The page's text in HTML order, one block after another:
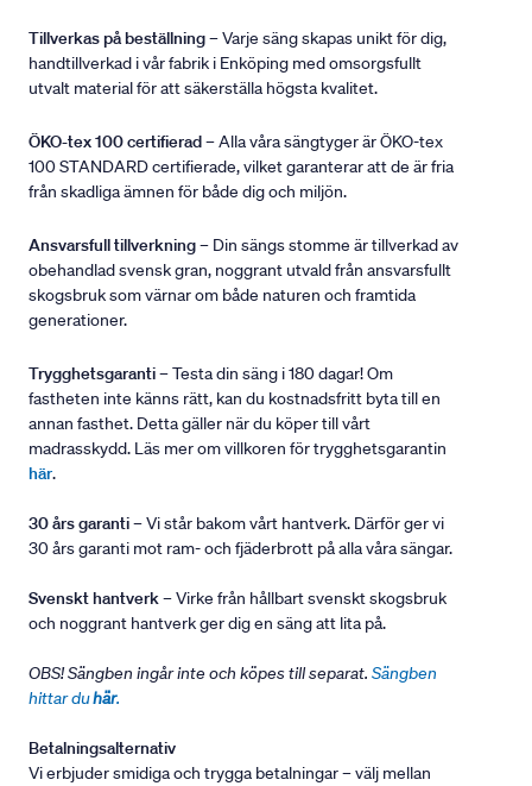
Tillverkas på beställning– Varje säng skapas unikt för dig,
handtillverkad i vår fabrik i Enköping med omsorgsfullt
utvalt material för att säkerställa högsta kvalitet.
ÖKO-tex 100 certifierad– Alla våra sängtyger är ÖKO-tex
100 STANDARD certifierade, vilket garanterar att de är fria
från skadliga ämnen för både dig och miljön.
Ansvarsfull tillverkning– Din sängs stomme är tillverkad av
obehandlad svensk gran, noggrant utvald från ansvarsfullt
skogsbruk som värnar om både naturen och framtida
generationer.
Trygghetsgaranti– Testa din säng i 180 dagar! Om
fastheten inte känns rätt, kan du kostnadsfritt byta till en
annan fasthet. Detta gäller när du köper till vårt
madrasskydd. Läs mer om villkoren för trygghetsgarantin
här.
30 års garanti– Vi står bakom vårt hantverk. Därför ger vi
30 års garanti mot ram- och fjäderbrott på alla våra sängar.
Svenskt hantverk– Virke från hållbart svenskt skogsbruk
och noggrant hantverk ger dig en säng att lita på.
OBS! Sängben ingår inte och köpes till separat. Sängben
hittar duhär.
Betalningsalternativ
Vi erbjuder smidiga och trygga betalningar – välj mellan